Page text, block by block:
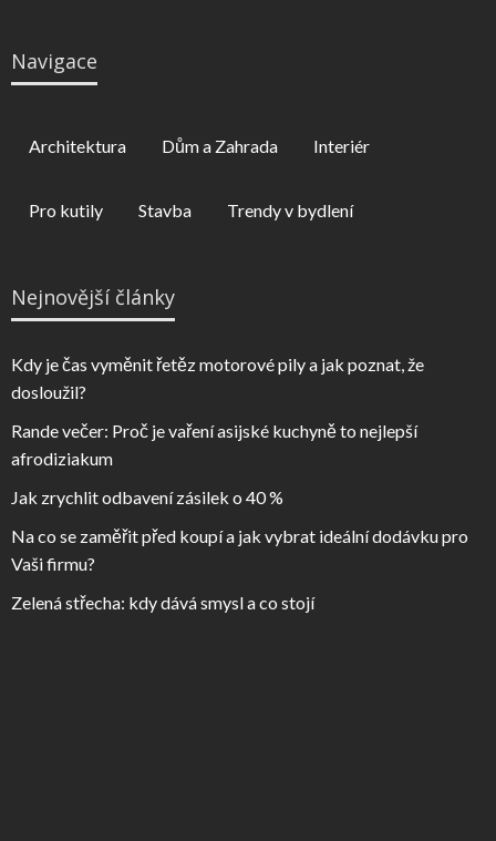
Navigace
Architektura Dům a Zahrada Interiér
Pro kutily Stavba Trendy v bydlení
Nejnovější články
Kdy je čas vyměnit řetěz motorové pily a jak poznat, že
dosloužil?
Rande večer: Proč je vaření asijské kuchyně to nejlepší
afrodiziakum
Jak zrychlit odbavení zásilek o 40 %
Na co se zaměřit před koupí a jak vybrat ideální dodávku pro
Vaši firmu?
Zelená střecha: kdy dává smysl a co stojí